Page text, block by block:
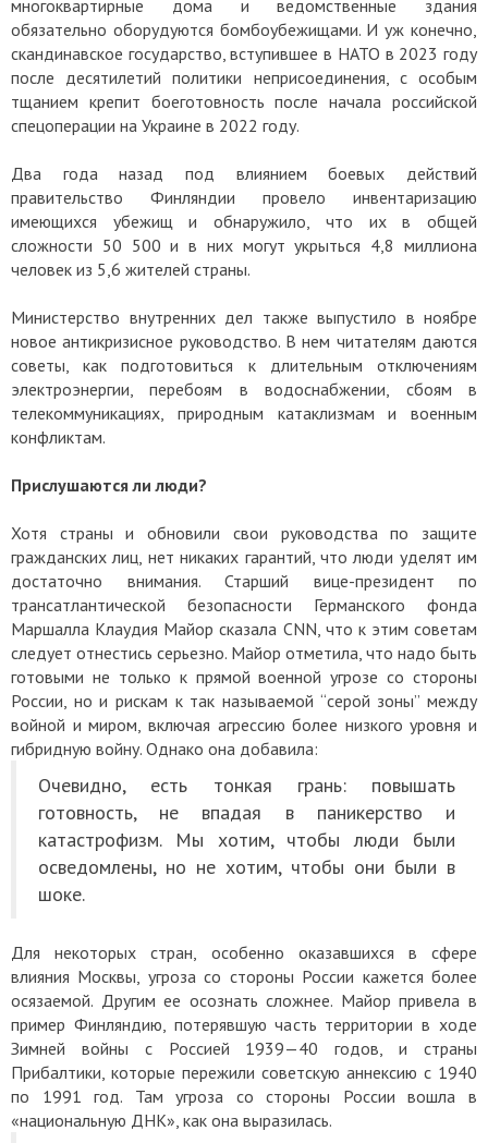
многоквартирные дома и ведомственные здания
обязательно оборудуются бомбоубежищами. И уж конечно,
скандинавское государство, вступившее в НАТО в 2023 году
после десятилетий политики неприсоединения, с особым
тщанием крепит боеготовность после начала российской
спецоперации на Украине в 2022 году.
Два года назад под влиянием боевых действий
правительство Финляндии провело инвентаризацию
имеющихся убежищ и обнаружило, что их в общей
сложности 50 500 и в них могут укрыться 4,8 миллиона
человек из 5,6 жителей страны.
Министерство внутренних дел также выпустило в ноябре
новое антикризисное руководство. В нем читателям даются
советы, как подготовиться к длительным отключениям
электроэнергии, перебоям в водоснабжении, сбоям в
телекоммуникациях, природным катаклизмам и военным
конфликтам.
Прислушаются ли люди?
Хотя страны и обновили свои руководства по защите
гражданских лиц, нет никаких гарантий, что люди уделят им
достаточно внимания. Старший вице-президент по
трансатлантической безопасности Германского фонда
Маршалла Клаудия Майор сказала CNN, что к этим советам
следует отнестись серьезно. Майор отметила, что надо быть
готовыми не только к прямой военной угрозе со стороны
России, но и рискам к так называемой “серой зоны” между
войной и миром, включая агрессию более низкого уровня и
гибридную войну. Однако она добавила:
Очевидно, есть тонкая грань: повышать
готовность, не впадая в паникерство и
катастрофизм. Мы хотим, чтобы люди были
осведомлены, но не хотим, чтобы они были в
шоке.
Для некоторых стран, особенно оказавшихся в сфере
влияния Москвы, угроза со стороны России кажется более
осязаемой. Другим ее осознать сложнее. Майор привела в
пример Финляндию, потерявшую часть территории в ходе
Зимней войны с Россией 1939—40 годов, и страны
Прибалтики, которые пережили советскую аннексию с 1940
по 1991 год. Там угроза со стороны России вошла в
«национальную ДНК», как она выразилась.